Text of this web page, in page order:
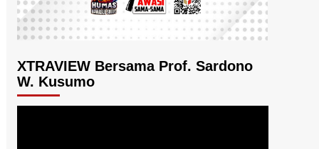
XTRAVIEW Bersama Prof. Sardono
W. Kusumo